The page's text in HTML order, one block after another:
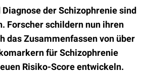
der Schizophrenie sind
Forscher schildern nun ihren
das Zusammenfassen von über
für Schizophrenie
Risiko-Score entwickeln.